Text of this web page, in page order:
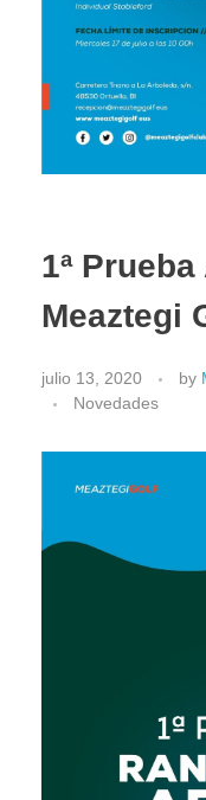
1ª
Meaztegi
julio 13, 2020 by
Novedades